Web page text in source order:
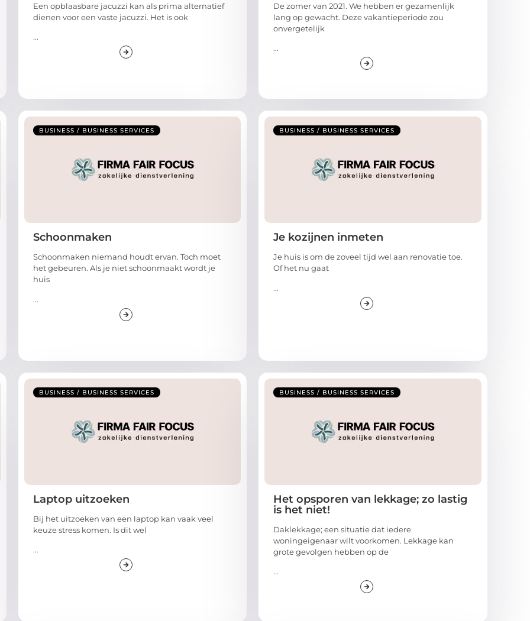
Een opblaasbare jacuzzi kan als prima alternatief
dienen voor een vaste jacuzzi. Het is ook
...
De zomer van 2021. We hebben er gezamenlijk
lang op gewacht. Deze vakantieperiode zou
onvergetelijk
...
BUSINESS / BUSINESS SERVICES
Schoonmaken
Schoonmaken niemand houdt ervan. Toch moet
het gebeuren. Als je niet schoonmaakt wordt je
huis
...
BUSINESS / BUSINESS SERVICES
Je kozijnen inmeten
Je huis is om de zoveel tijd wel aan renovatie toe.
Of het nu gaat
...
BUSINESS / BUSINESS SERVICES
Laptop uitzoeken
Bij het uitzoeken van een laptop kan vaak veel
keuze stress komen. Is dit wel
...
BUSINESS / BUSINESS SERVICES
Het opsporen van lekkage; zo lastig
is het niet!
Daklekkage; een situatie dat iedere
woningeigenaar wilt voorkomen. Lekkage kan
grote gevolgen hebben op de
...